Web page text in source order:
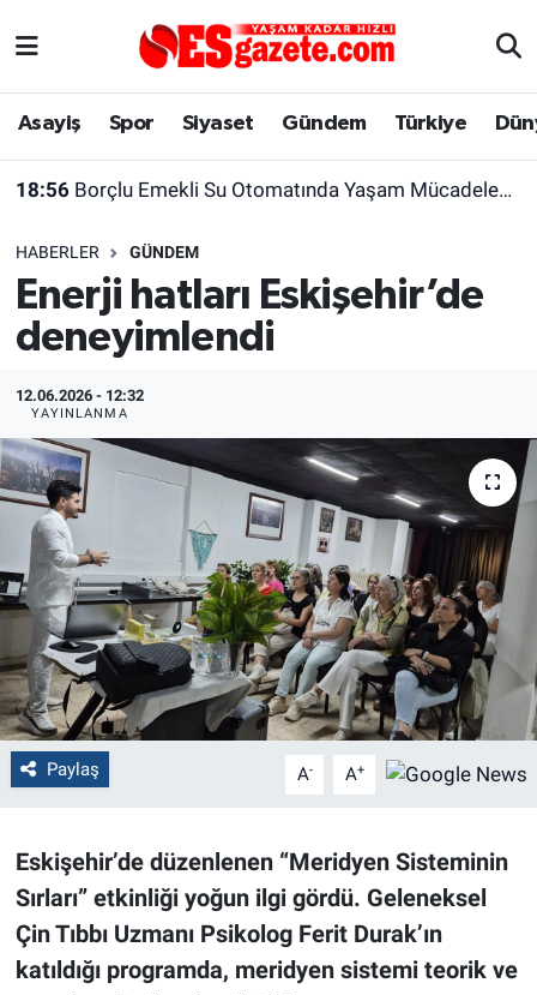
Asayiş Spor Siyaset Gündem Türkiye
18:56 Borçlu Emekli Su Otomatında Yaşam Mücadelesi Veriyor
HABERLER GÜNDEM
Enerji hatları Eskişehir’de
deneyimlendi
12.06.2026 - 12:32
YAYINLANMA
Paylaş A- A+
Eskişehir’de düzenlenen “Meridyen Sisteminin
Sırları” etkinliği yoğun ilgi gördü. Geleneksel
Çin Tıbbı Uzmanı Psikolog Ferit Durak’ın
katıldığı programda, meridyen sistemi teorik ve
Asayiş
Gündem
Türkiye
Dünya
Sağlık
Alış-Veriş/İş dünyası
Yaşam
Eskişehirspor Arşivi
Eskişehir Arşivi
Röportaj
Ekonomi
Kültür Sanat
Politika
Bilecik
Kütahya
Gezi
Çevre
Yerel
Eskişehir Nöbetçi Eczaneler
Süper Lig Puan Durumu ve Fikstür
Tüm Manşetler
Son Dakika Haberleri
Haber Arşivi